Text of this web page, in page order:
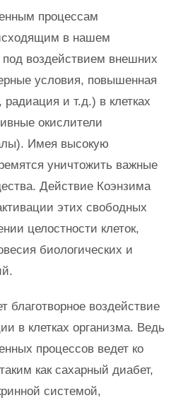
процессам
в нашем
под воздействием внешних
условия, повышенная
радиация и т.д.) в клетках
окислители
Имея высокую
уничтожить важные
Действие Коэнзима
этих свободных
целостности клеток,
биологических и
благотворное воздействие
в клетках организма. Ведь
процессов ведет ко
как сахарный диабет,
системой,